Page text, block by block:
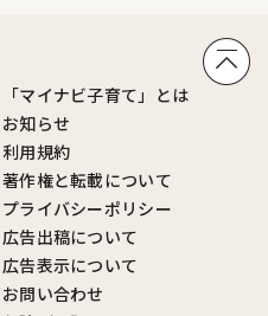
「マイナビ子育て」とは
お知らせ
利用規約
著作権と転載について
プライバシーポリシー
広告出稿について
広告表示について
お問い合わせ